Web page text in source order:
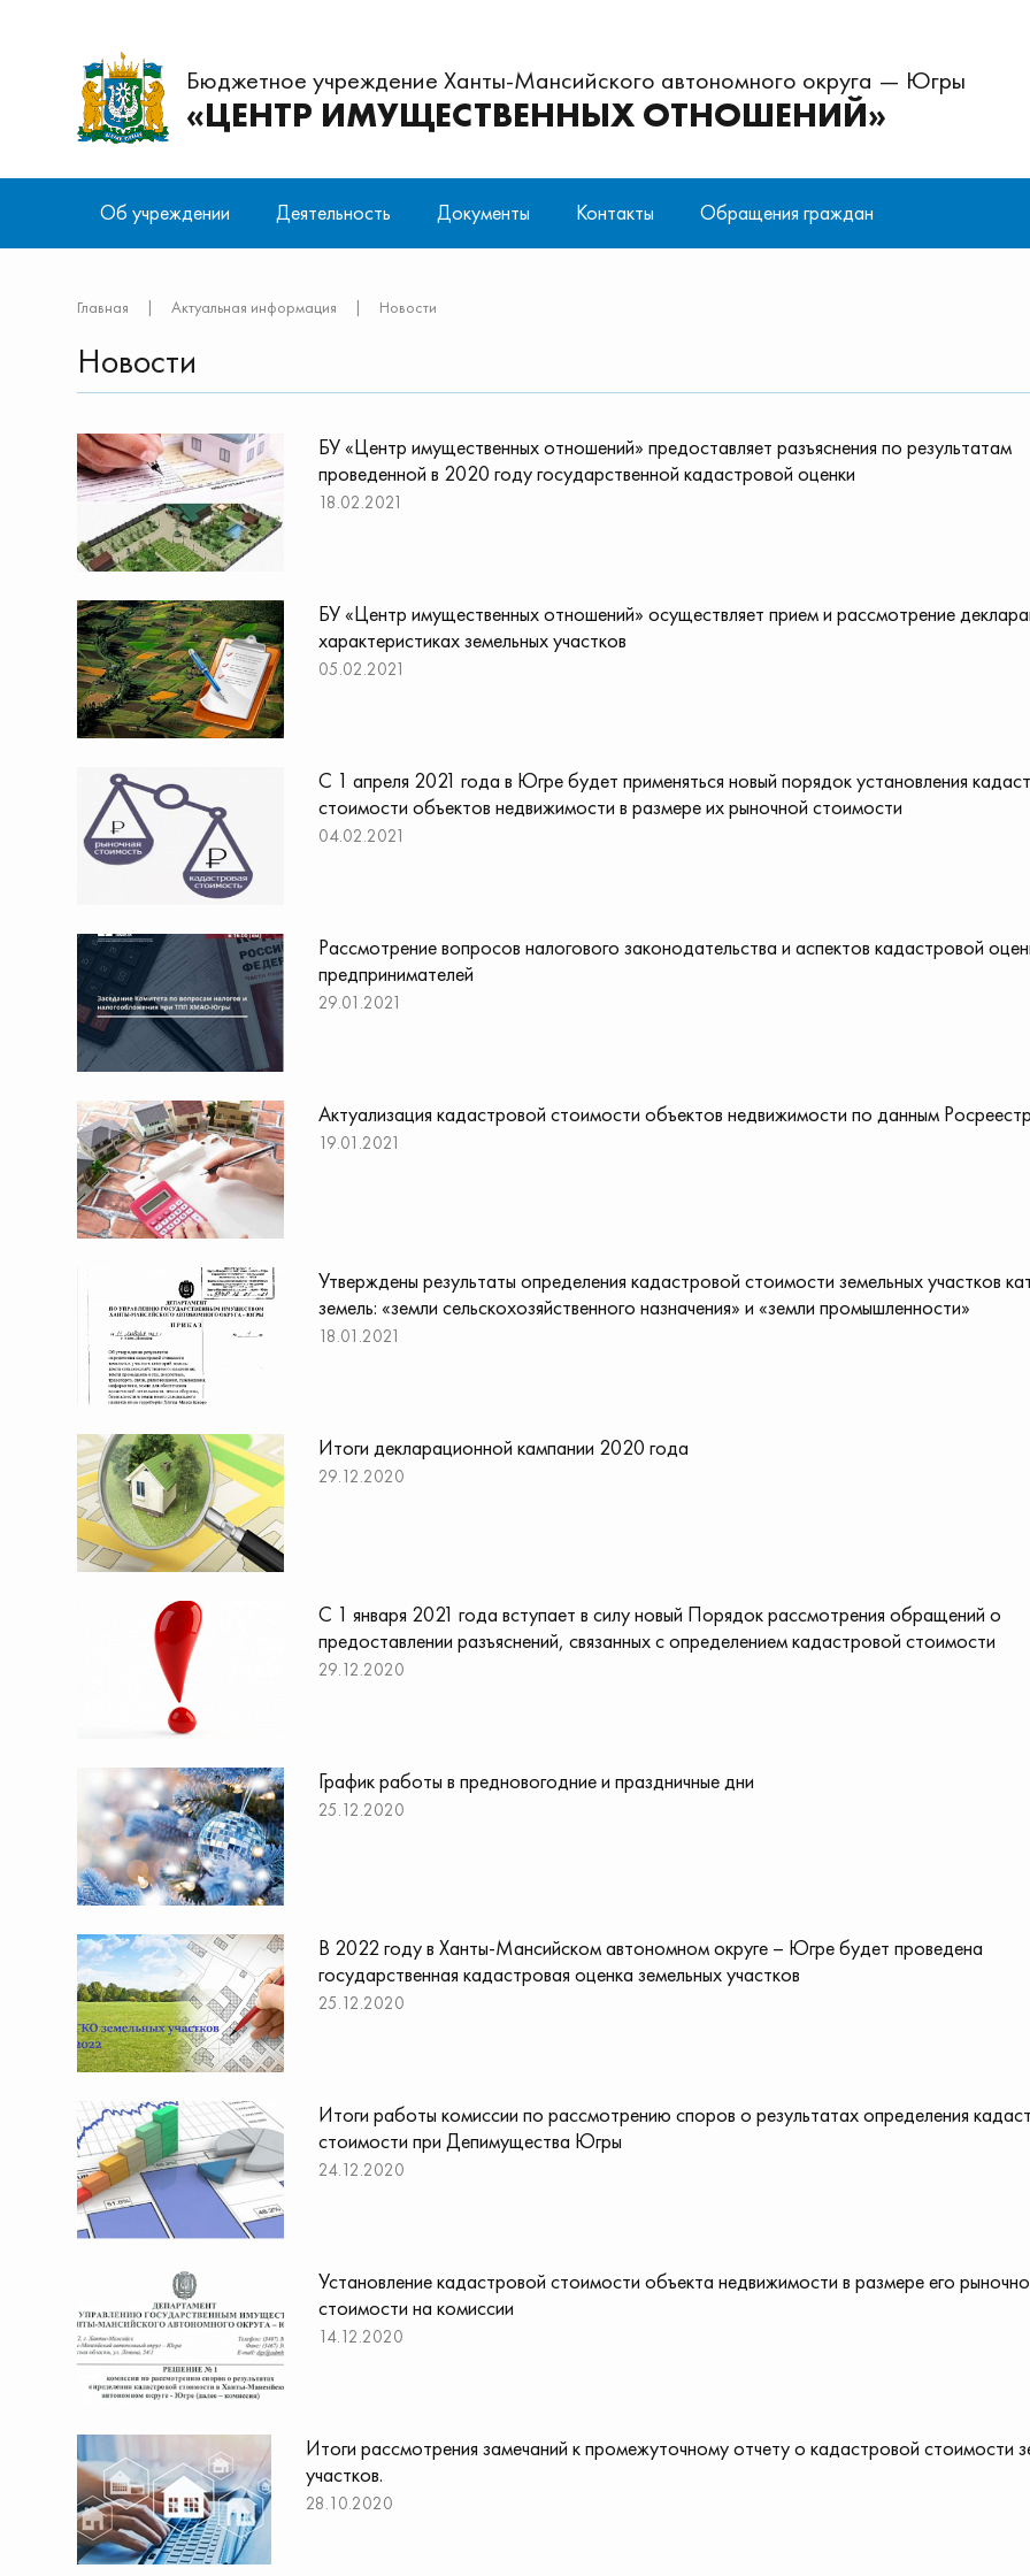
Бюджетное учреждение Ханты-Мансийского автономного округа — Югры
«ЦЕНТР ИМУЩЕСТВЕННЫХ ОТНОШЕНИЙ»
Об учреждении
Антитеррористическая деятельность
Деятельность
паспортов
Кадастровые работы
Снос объектов недвижимого имущества
на безвозмездной основе
Платные услуги
Документы Контакты Обращения граждан
Главная | Актуальная информация | Новости
Новости
БУ «Центр имущественных отношений» предоставляет разъяснения по результатам
проведенной в 2020 году государственной кадастровой оценки
18.02.2021
БУ «Центр имущественных отношений» осуществляет прием и рассмотрение
характеристиках земельных участков
05.02.2021
С 1 апреля 2021 года в Югре будет применяться новый порядок установления
стоимости объектов недвижимости в размере их рыночной стоимости
04.02.2021
Рассмотрение вопросов налогового законодательства и аспектов кадастровой
предпринимателей
29.01.2021
Актуализация кадастровой стоимости объектов недвижимости по данным
19.01.2021
Утверждены результаты определения кадастровой стоимости земельных участков
земель: «земли сельскохозяйственного назначения» и «земли промышленности»
18.01.2021
Итоги декларационной кампании 2020 года
29.12.2020
С 1 января 2021 года вступает в силу новый Порядок рассмотрения обращений о
предоставлении разъяснений, связанных с определением кадастровой стоимости
29.12.2020
График работы в предновогодние и праздничные дни
25.12.2020
В 2022 году в Ханты-Мансийском автономном округе – Югре будет проведена
государственная кадастровая оценка земельных участков
25.12.2020
Итоги работы комиссии по рассмотрению споров о результатах определения
стоимости при Депимущества Югры
24.12.2020
Установление кадастровой стоимости объекта недвижимости в размере его
стоимости на комиссии
14.12.2020
Итоги рассмотрения замечаний к промежуточному отчету о кадастровой стоимости
участков.
28.10.2020